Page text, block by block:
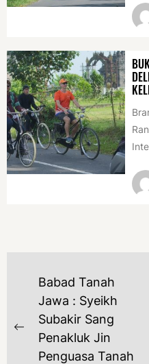
NAVIGASI
POS
Previous
post:
Babad Tanah
Jawa : Syeikh
Subakir Sang
Penakluk Jin
Penguasa Tanah